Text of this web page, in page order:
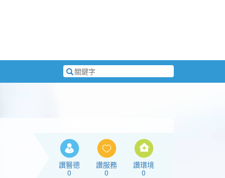
搜
尋
讚醫德
0
讚服務
0
讚環境
0